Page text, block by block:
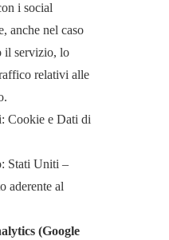
i social
anche nel caso
il servizio, lo
relativi alle
Cookie e Dati di
Stati Uniti –
aderente al
(Google